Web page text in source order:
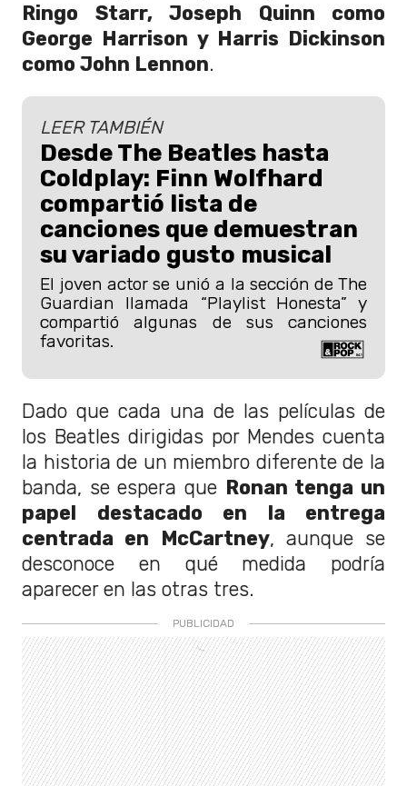
Ringo Starr, Joseph Quinn como
George Harrison y Harris Dickinson
como John Lennon.
LEER TAMBIÉN
Desde The Beatles hasta
Coldplay: Finn Wolfhard
compartió lista de
canciones que demuestran
su variado gusto musical
El joven actor se unió a la sección de The
Guardian llamada “Playlist Honesta” y
compartió algunas de sus canciones
favoritas.
Dado que cada una de las películas de
los Beatles dirigidas por Mendes cuenta
la historia de un miembro diferente de la
banda, se espera que Ronan tenga un
papel destacado en la entrega
centrada en McCartney, aunque se
desconoce en qué medida podría
aparecer en las otras tres.